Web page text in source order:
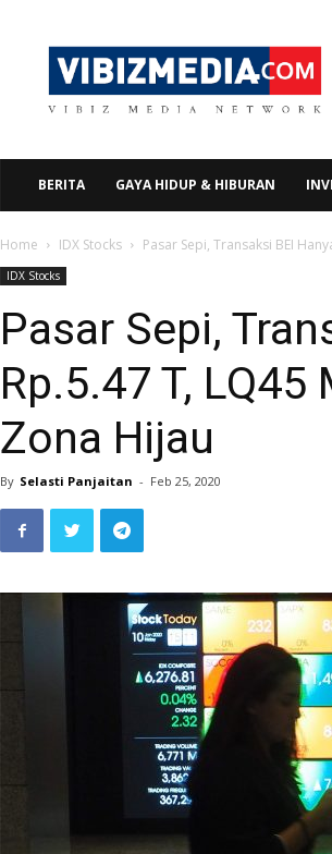
Vibizmedia.com
BERITA GAYA HIDUP & HIBURAN
Home IDX Stocks Pasar Sepi, Transaksi BEI
IDX Stocks
Pasar Sepi,
Rp.5.47 T,
Zona Hijau
By Selasti Panjaitan - Feb 25, 2020